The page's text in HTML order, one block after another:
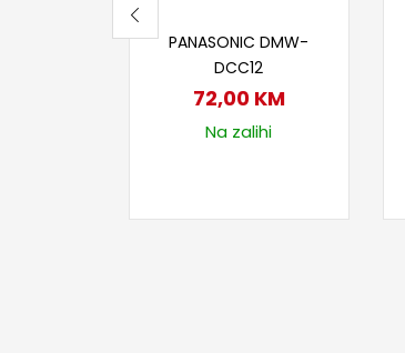
PANASONIC DMW-
DCC12
72,00 KM
Na zalihi